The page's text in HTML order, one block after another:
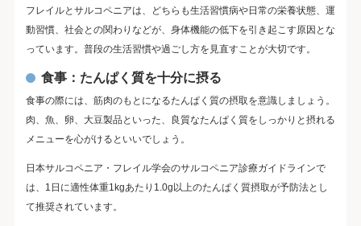
フレイルとサルコペニアは、どちらも生活習慣病や日常の栄養状態、運
動習慣、社会との関わりなどが、身体機能の低下を引き起こす原因とな
っています。普段の生活習慣や過ごし方を見直すことが大切です。
食事：たんぱく質を十分に摂る
食事の際には、筋肉のもとになるたんぱく質の摂取を意識しましょう。
肉、魚、卵、大豆製品といった、良質なたんぱく質をしっかりと摂れる
メニューを心がけるといいでしょう。
日本サルコペニア・フレイル学会のサルコペニア診療ガイドラインで
は、1日に適性体重1kgあたり1.0g以上のたんぱく質摂取が予防法とし
て推奨されています。